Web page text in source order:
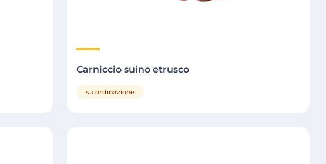
Carniccio suino etrusco
su ordinazione